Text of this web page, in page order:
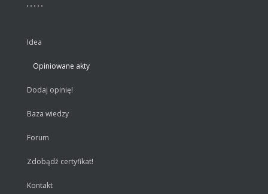
Idea
Opiniowane akty
Dodaj opinię!
Baza wiedzy
Forum
Zdobądź certyfikat!
Kontakt